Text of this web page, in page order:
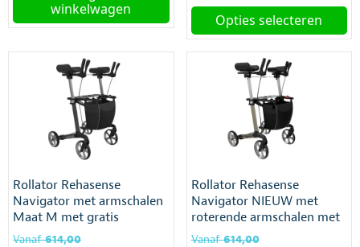
€329,00. €299,00.
winkelwagen
Vanaf
€594,00.
is:
Vanaf
€559,00.
Opties selecteren
Dit
worden
op
de
productpagina
Rollator Rehasense
Navigator met armschalen
Maat M met gratis
rugsteun
Vanaf614,00
Rollator Rehasense
Navigator NIEUW met
roterende armschalen met
gratis rugsteun
Vanaf614,00